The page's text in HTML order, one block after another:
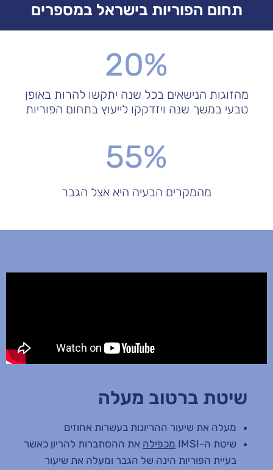
תחום הפוריות בישראל במספרים
20%
מהזוגות הנישאים בכל שנה יתקשו להרות באופן
טבעי במשך שנה ויזדקקו לייעוץ בתחום הפוריות
55%
מהמקרים הבעיה היא אצל הגבר
שיטת ברטוב מעלה
מעלה את שיעור ההריונות בעשרות אחוזים
שיטת ה-IMSI
מכפילה את ההסתברות להריון כאשר
בעיית הפוריות הינה של הגבר ומעלה את שיעור